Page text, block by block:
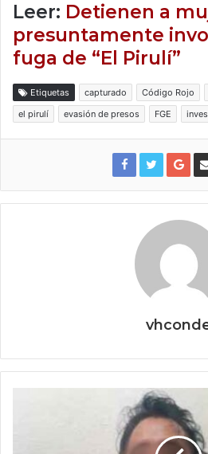
Leer: Detienen a
presuntamente
fuga de “El Pirulí”
Etiquetas capturado Código Rojo
el pirulí
evasión de presos FGE